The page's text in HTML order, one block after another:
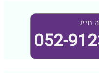
חייג:
052-